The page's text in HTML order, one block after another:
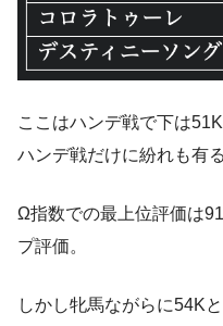
ここはハンデ戦で下は
ハンデ戦だけに紛れも有
Ω指数での最上位評価は
プ評価。
しかし牝馬ながらに54K